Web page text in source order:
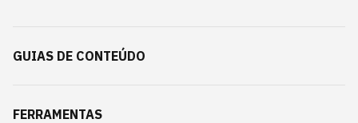
GUIAS DE CONTEÚDO
FERRAMENTAS